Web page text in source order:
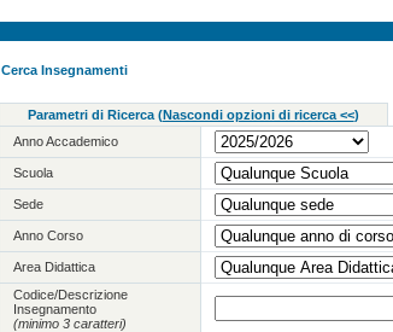
Cerca Insegnamenti
Parametri di Ricerca (Nascondi opzioni di ricerca <<)
Anno Accademico
Scuola
Sede
Anno Corso
Area Didattica
Codice/Descrizione
Insegnamento
(minimo 3 caratteri)